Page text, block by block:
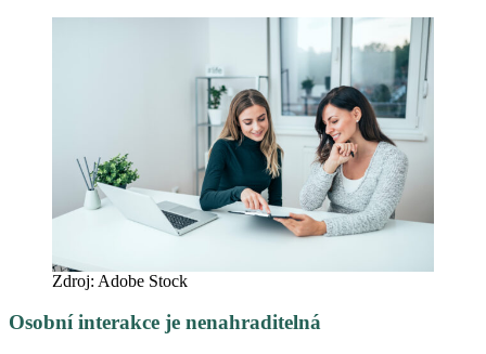
Zdroj: Adobe Stock
Osobní interakce je nenahraditelná